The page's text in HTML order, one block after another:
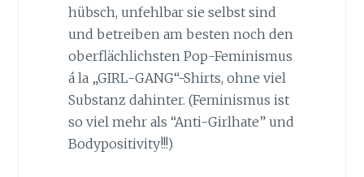
hübsch, unfehlbar sie selbst sind
und betreiben am besten noch den
oberflächlichsten Pop-Feminismus
á la „GIRL-GANG“-Shirts, ohne viel
Substanz dahinter. (Feminismus ist
so viel mehr als “Anti-Girlhate” und
Bodypositivity!!!)